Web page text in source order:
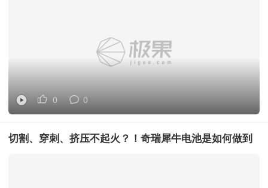
0 0
切割、穿刺、挤压不起火？！奇瑞犀牛电池是如何做到